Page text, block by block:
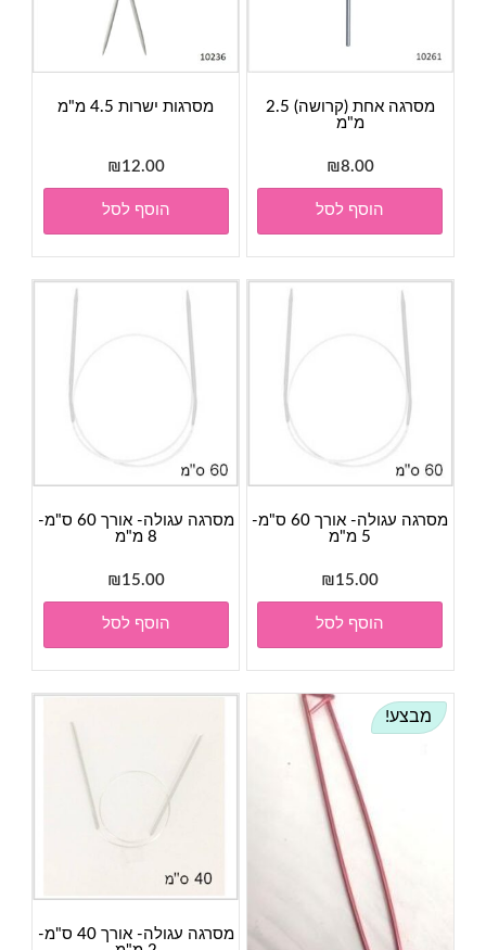
מסרגה אחת (קרושה) 2.5
מ"מ
₪8.00
הוסף לסל
מסרגות ישרות 4.5 מ"מ
₪12.00
הוסף לסל
מסרגה עגולה- אורך 60 ס"מ-
5 מ"מ
₪15.00
הוסף לסל
מסרגה עגולה- אורך 60 ס"מ-
8 מ"מ
₪15.00
הוסף לסל
מבצע!
מסרגה עגולה- אורך 40 ס"מ-